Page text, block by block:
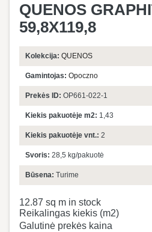
QUENOS
59,8X119,8
Kolekcija: QUENOS
Gamintojas: Opoczno
Prekės ID: OP661-022-1
Kiekis pakuotėje m2: 1,43
Kiekis pakuotėje vnt.: 2
Svoris: 28,5 kg/pakuotė
Būsena: Turime
12.87 sq m in stock
Reikalingas kiekis (m2)
Galutinė prekės kaina